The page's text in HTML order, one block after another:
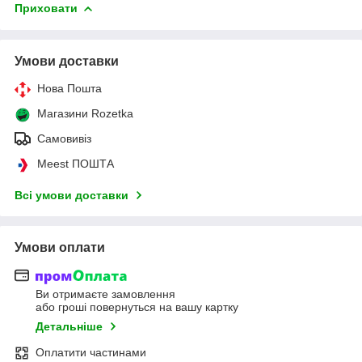
Приховати
Умови доставки
Нова Пошта
Магазини Rozetka
Самовивіз
Meest ПОШТА
Всі умови доставки
Умови оплати
Ви отримаєте замовлення
або гроші повернуться на вашу картку
Детальніше
Оплатити частинами